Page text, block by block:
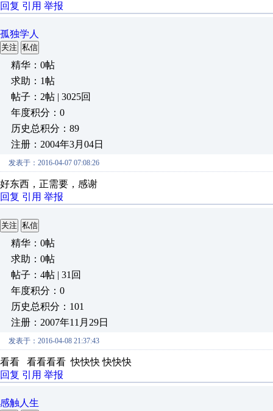
回复 引用 举报
孤独学人
关注 私信
精华：0帖
求助：1帖
帖子：2帖 | 3025回
年度积分：0
历史总积分：89
注册：2004年3月04日
发表于：2016-04-07 07:08:26
好东西，正需要，感谢
回复 引用 举报
关注 私信
精华：0帖
求助：0帖
帖子：4帖 | 31回
年度积分：0
历史总积分：101
注册：2007年11月29日
发表于：2016-04-08 21:37:43
看看 看看看看 快快快 快快快
回复 引用 举报
感触人生